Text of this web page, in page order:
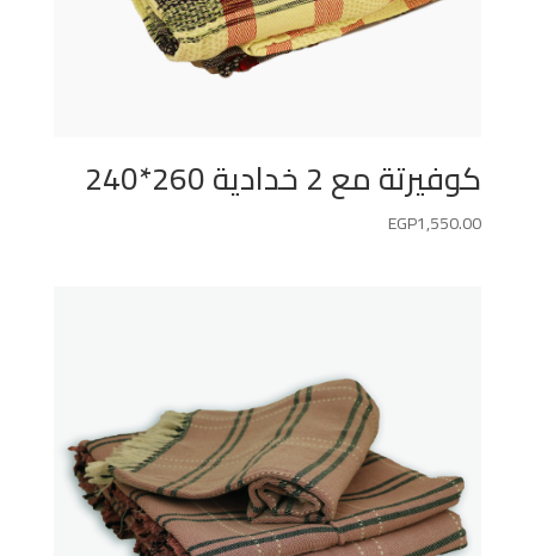
كوفيرتة مع 2 خدادية 260*240
EGP1,550.00